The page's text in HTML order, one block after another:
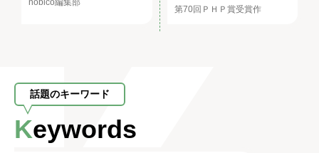
nobico編集部
第70回ＰＨＰ賞受賞作
話題のキーワード
Keywords